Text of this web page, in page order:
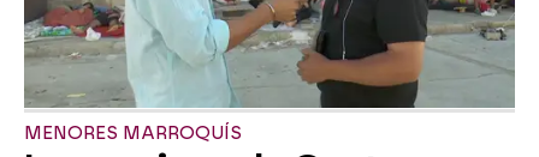
MENORES MARROQUÍS